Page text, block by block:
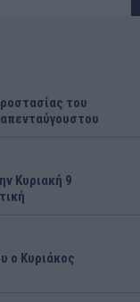
του
Κυριακή 9
ο Κυριάκος